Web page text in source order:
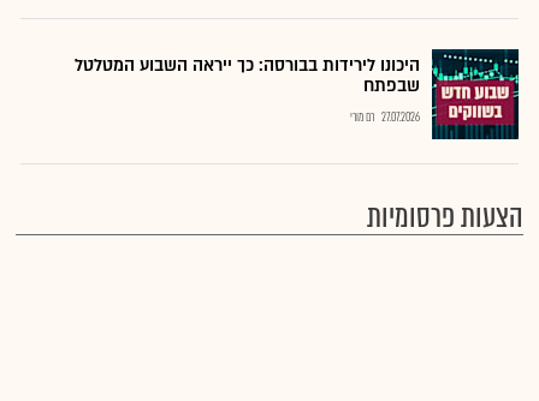
היכונו לירידות בבורסה: כך ייראה השבוע המטלטל
שבפתח
27.07.2026 רם מורי
הצעות פרסומיות